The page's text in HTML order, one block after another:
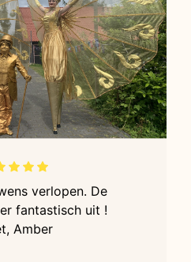
verlopen. De
fantastisch uit !
Amber